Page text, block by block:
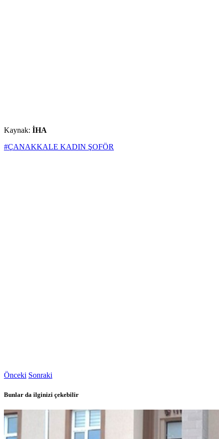
Kaynak: İHA
#ÇANAKKALE KADIN ŞOFÖR
Önceki Sonraki
Bunlar da ilginizi çekebilir